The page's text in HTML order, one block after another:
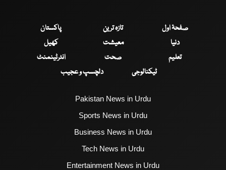
صفحۂ اول تازہ ترین
پاکستان
دنیا
معیشت
کھیل
تعلیم
صحت
انٹرٹینمنٹ
ٹیکنالوجی
دلچسپ و عجیب
Pakistan News in Urdu
Sports News in Urdu
Business News in Urdu
Tech News in Urdu
Entertainment News in Urdu